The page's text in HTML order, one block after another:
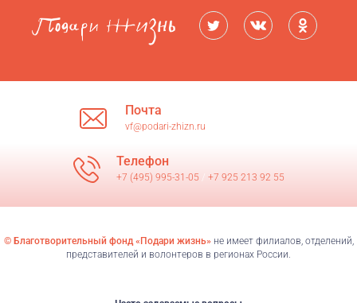
Почта
vf@podari-zhizn.ru
Телефон
+7 (495) 995-31-05 +7 925 213 92 55
© Благотворительный фонд «Подари жизнь»не имеет филиалов, отделений,
представителей и волонтеров в регионах России.